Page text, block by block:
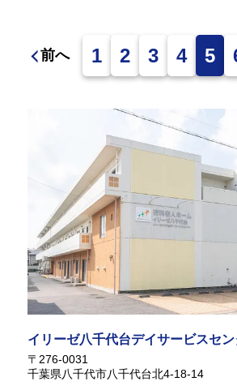
その押し花を密閉し、キーホルダー
けなのですが、お花の種類を選ぶこ
ぞれ個性が出て良い作品に仕上がり
前へ 1 2 3 4 5
イリーゼ八千代台デイサービスセン
〒276-0031
千葉県八千代市八千代台北4-18-14